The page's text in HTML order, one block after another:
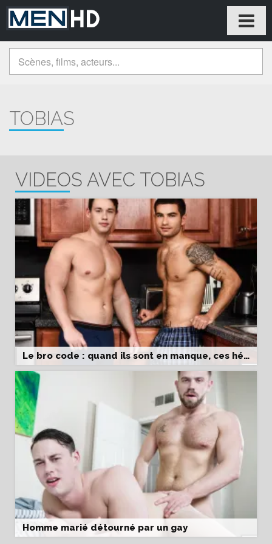
TOBIAS
VIDEOS AVEC TOBIAS
Le bro code : quand ils sont en manque, ces hétéros se pompent
Homme marié détourné par un gay